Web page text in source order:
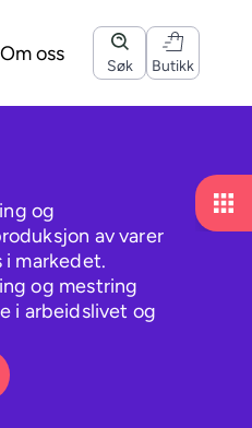
Om oss
Søk Butikk
og
av varer
markedet.
og mestring
i arbeidslivet og